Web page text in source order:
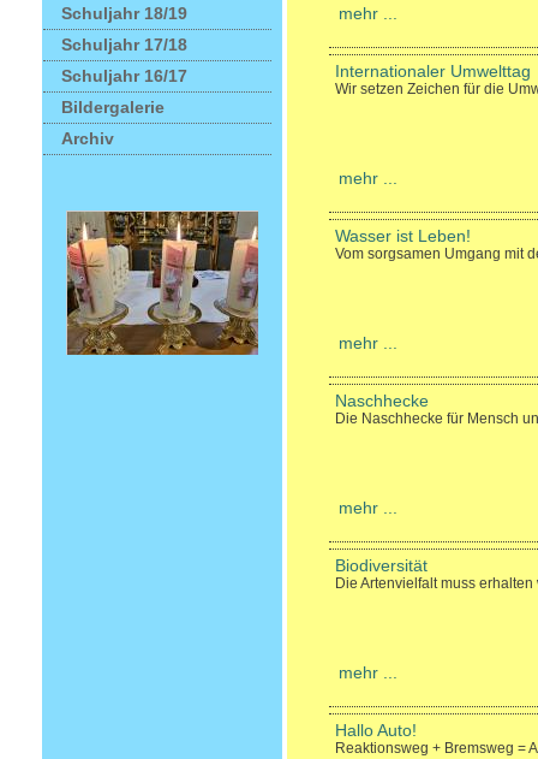
Schuljahr 18/19
Schuljahr 17/18
Schuljahr 16/17
Bildergalerie
Archiv
mehr ...
Internationaler Umwelttag
Wir setzen Zeichen für die
mehr ...
Wasser ist Leben!
Vom sorgsamen Umgang mit
mehr ...
Naschhecke
Die Naschhecke für Mensch
mehr ...
Biodiversität
Die Artenvielfalt muss erhalten
mehr ...
Hallo Auto!
Reaktionsweg + Bremsweg =